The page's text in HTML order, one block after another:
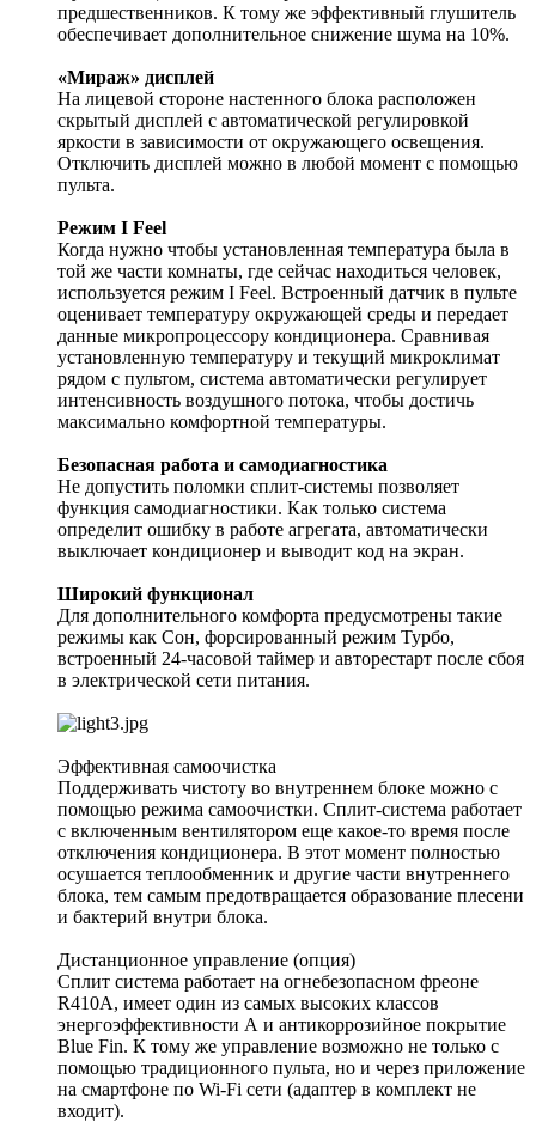
предшественников. К тому же эффективный глушитель
обеспечивает дополнительное снижение шума на 10%.
«Мираж» дисплей
На лицевой стороне настенного блока расположен
скрытый дисплей с автоматической регулировкой
яркости в зависимости от окружающего освещения.
Отключить дисплей можно в любой момент с помощью
пульта.
Режим I Feel
Когда нужно чтобы установленная температура была в
той же части комнаты, где сейчас находиться человек,
используется режим I Feel. Встроенный датчик в пульте
оценивает температуру окружающей среды и передает
данные микропроцессору кондиционера. Сравнивая
установленную температуру и текущий микроклимат
рядом с пультом, система автоматически регулирует
интенсивность воздушного потока, чтобы достичь
максимально комфортной температуры.
Безопасная работа и самодиагностика
Не допустить поломки сплит-системы позволяет
функция самодиагностики. Как только система
определит ошибку в работе агрегата, автоматически
выключает кондиционер и выводит код на экран.
Широкий функционал
Для дополнительного комфорта предусмотрены такие
режимы как Сон, форсированный режим Турбо,
встроенный 24-часовой таймер и авторестарт после сбоя
в электрической сети питания.
Эффективная самоочистка
Поддерживать чистоту во внутреннем блоке можно с
помощью режима самоочистки. Сплит-система работает
с включенным вентилятором еще какое-то время после
отключения кондиционера. В этот момент полностью
осушается теплообменник и другие части внутреннего
блока, тем самым предотвращается образование плесени
и бактерий внутри блока.
Дистанционное управление (опция)
Сплит система работает на огнебезопасном фреоне
R410A, имеет один из самых высоких классов
энергоэффективности А и антикоррозийное покрытие
Blue Fin. К тому же управление возможно не только с
помощью традиционного пульта, но и через приложение
на смартфоне по Wi-Fi сети (адаптер в комплект не
входит).